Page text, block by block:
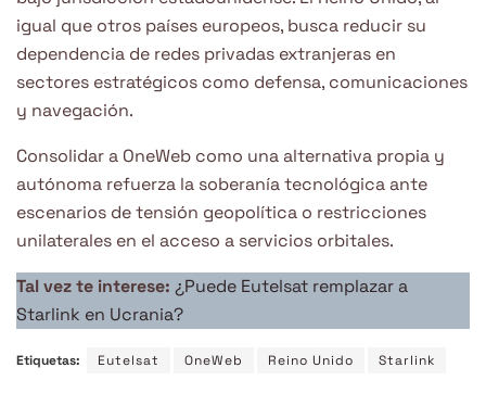
igual que otros países europeos, busca reducir su
dependencia de redes privadas extranjeras en
sectores estratégicos como defensa, comunicaciones
y navegación.
Consolidar a OneWeb como una alternativa propia y
autónoma refuerza la soberanía tecnológica ante
escenarios de tensión geopolítica o restricciones
unilaterales en el acceso a servicios orbitales.
Tal vez te interese: ¿Puede Eutelsat remplazar a
Starlink en Ucrania?
Etiquetas: Eutelsat OneWeb Reino Unido Starlink